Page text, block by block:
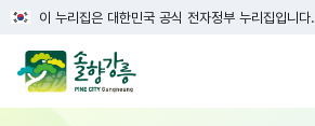
이 누리집은 대한민국 공식 전자정부 누리집입니다.